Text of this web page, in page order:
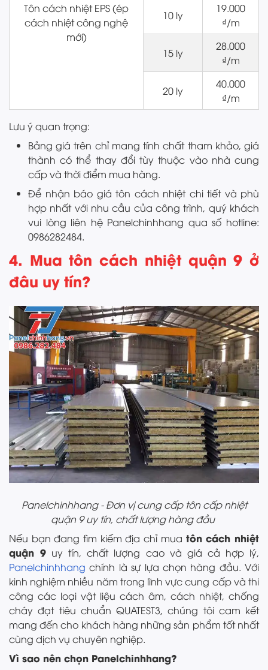
Tôn cách nhiệt EPS (ép
cách nhiệt công nghệ
mới)
10 ly
19.000
₫/m
15 ly
28.000
₫/m
20 ly
40.000
₫/m
Lưu ý quan trọng:
Bảng giá trên chỉ mang tính chất tham khảo, giá
thành có thể thay đổi tùy thuộc vào nhà cung
cấp và thời điểm mua hàng.
Để nhận báo giá tôn cách nhiệt chi tiết và phù
hợp nhất với nhu cầu của công trình, quý khách
vui lòng liên hệ Panelchinhhang qua số hotline:
0986282484.
4. Mua tôn cách nhiệt quận 9 ở
đâu uy tín?
Panelchinhhang - Đơn vị cung cấp tôn cấp nhiệt
quận 9 uy tín, chất lượng hàng đầu
Nếu bạn đang tìm kiếm địa chỉ mua tôn cách nhiệt
quận 9 uy tín, chất lượng cao và giá cả hợp lý,
Panelchinhhang chính là sự lựa chọn hàng đầu. Với
kinh nghiệm nhiều năm trong lĩnh vực cung cấp và thi
công các loại vật liệu cách âm, cách nhiệt, chống
cháy đạt tiêu chuẩn QUATEST3, chúng tôi cam kết
mang đến cho khách hàng những sản phẩm tốt nhất
cùng dịch vụ chuyên nghiệp.
Vì sao nên chọn Panelchinhhang?